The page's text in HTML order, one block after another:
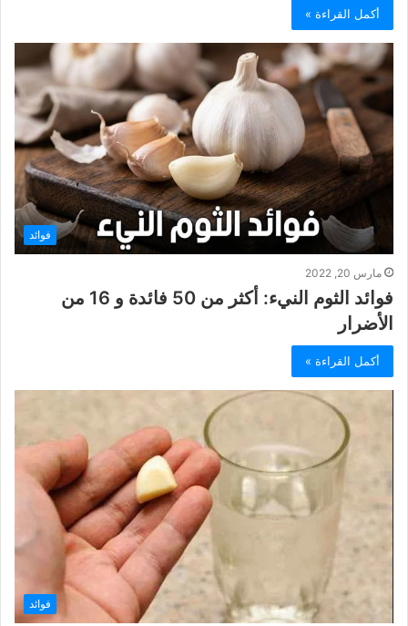
أكمل القراءة »
فوائد
مارس 20, 2022
فوائد الثوم النيء: أكثر من 50 فائدة و 16 من
الأضرار
أكمل القراءة »
فوائد